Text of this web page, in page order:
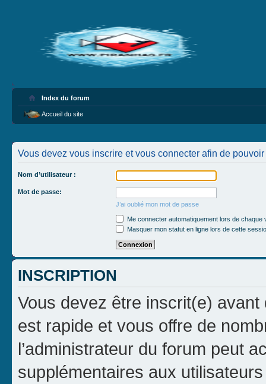
Index du forum
Accueil du site
Vous devez vous inscrire et vous connecter afin de
Nom d’utilisateur :
Mot de passe:
J’ai oublié mon mot de passe
Me connecter automatiquement lors de chaque
Masquer mon statut en ligne lors de cette
INSCRIPTION
Vous devez être inscrit(e) avant
est rapide et vous offre de
l’administrateur du forum peut
supplémentaires aux